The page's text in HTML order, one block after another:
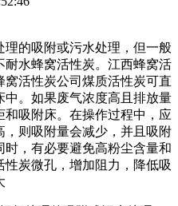
的吸附或污水处理，但一般
水蜂窝活性炭。江西蜂窝活
活性炭公司煤质活性炭可直
。如果废气浓度高且排放量
吸附床。在操作过程中，应
则吸附量会减少，并且吸附
，有必要避免高粉尘含量和
炭微孔，增加阻力，降低吸